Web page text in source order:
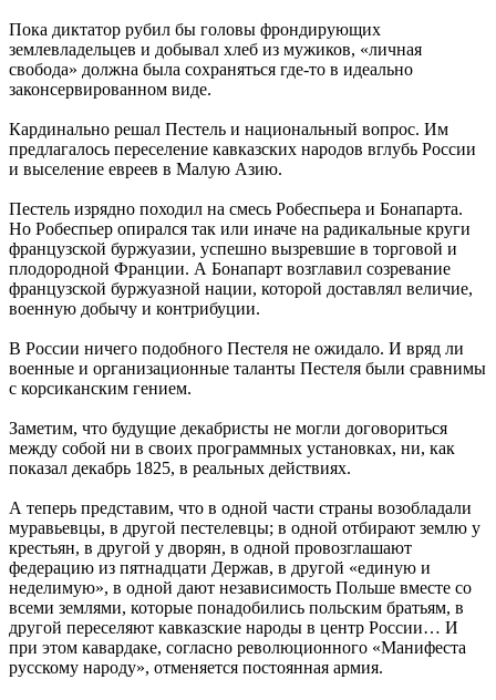
Пока диктатор рубил бы головы фрондирующих
землевладельцев и добывал хлеб из мужиков, «личная
свобода» должна была сохраняться где-то в идеально
законсервированном виде.
Кардинально решал Пестель и национальный вопрос. Им
предлагалось переселение кавказских народов вглубь России
и выселение евреев в Малую Азию.
Пестель изрядно походил на смесь Робеспьера и Бонапарта.
Но Робеспьер опирался так или иначе на радикальные круги
французской буржуазии, успешно вызревшие в торговой и
плодородной Франции. А Бонапарт возглавил созревание
французской буржуазной нации, которой доставлял величие,
военную добычу и контрибуции.
В России ничего подобного Пестеля не ожидало. И вряд ли
военные и организационные таланты Пестеля были сравнимы
с корсиканским гением.
Заметим, что будущие декабристы не могли договориться
между собой ни в своих программных установках, ни, как
показал декабрь 1825, в реальных действиях.
А теперь представим, что в одной части страны возобладали
муравьевцы, в другой пестелевцы; в одной отбирают землю у
крестьян, в другой у дворян, в одной провозглашают
федерацию из пятнадцати Держав, в другой «единую и
неделимую», в одной дают независимость Польше вместе со
всеми землями, которые понадобились польским братьям, в
другой переселяют кавказские народы в центр России… И
при этом кавардаке, согласно революционного «Манифеста
русскому народу», отменяется постоянная армия.